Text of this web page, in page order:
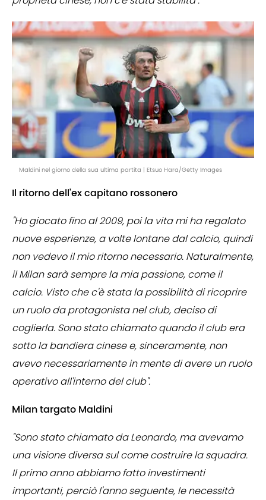
Maldini nel giorno della sua ultima partita | Etsuo Hara/Getty Images
Il ritorno dell'ex capitano rossonero
"Ho giocato fino al 2009, poi la vita mi ha regalato
nuove esperienze, a volte lontane dal calcio, quindi
non vedevo il mio ritorno necessario. Naturalmente,
il Milan sarà sempre la mia passione, come il
calcio. Visto che c'è stata la possibilità di ricoprire
un ruolo da protagonista nel club, deciso di
coglierla. Sono stato chiamato quando il club era
sotto la bandiera cinese e, sinceramente, non
avevo necessariamente in mente di avere un ruolo
operativo all'interno del club".
Milan targato Maldini
"Sono stato chiamato da Leonardo, ma avevamo
una visione diversa sul come costruire la squadra.
Il primo anno abbiamo fatto investimenti
importanti, perciò l'anno seguente, le necessità